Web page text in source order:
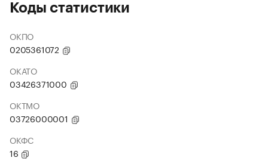
Коды статистики
ОКПО
0205361072
ОКАТО
03426371000
ОКТМО
03726000001
ОКФС
16